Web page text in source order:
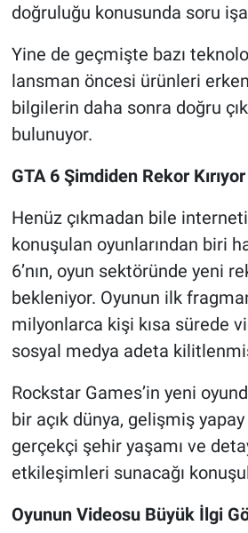
doğruluğu konusunda soru
Yine de geçmişte bazı
lansman öncesi ürünleri
bilgilerin daha sonra doğru
bulunuyor.
GTA 6 Şimdiden Rekor Kırıyor
Henüz çıkmadan bile
konuşulan oyunlarından biri
6’nın, oyun sektöründe yeni
bekleniyor. Oyunun ilk
milyonlarca kişi kısa sürede
sosyal medya adeta
Rockstar Games’in yeni
bir açık dünya, gelişmiş
gerçekçi şehir yaşamı ve
etkileşimleri sunacağı
Oyunun Videosu Büyük İlgi